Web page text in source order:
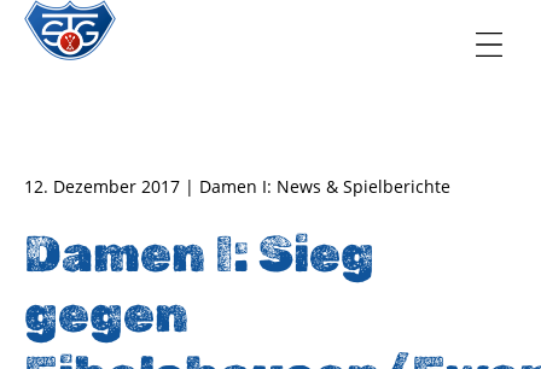
12. Dezember 2017 | Damen I: News & Spielberichte
Damen I: Sieg
gegen